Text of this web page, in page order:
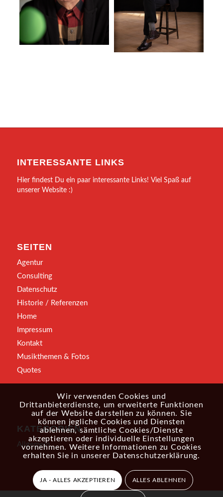
INTERESSANTE LINKS
Hier findest Du ein paar interessante Links! Viel Spaß auf
unserer Website :)
SEITEN
Agentur
Consulting
Datenschutz
Historie / Referenzen
Home
Impressum
Kontakt
Musikthemen & Fotos
Quotes
KATEGORIEN
Allgemein
Wir verwenden Cookies und
Drittanbieterdienste, um erweiterte Funktionen
auf der Website darstellen zu können. Sie
können jegliche Cookies und Diensten
ablehnen, sämtliche Cookies/Dienste
akzeptieren oder individuelle Einstellungen
vornehmen. Weitere Informationen zu Cookies
erhalten Sie in unserer Datenschutzerklärung.
JA - ALLES AKZEPTIEREN ALLES ABLEHNEN